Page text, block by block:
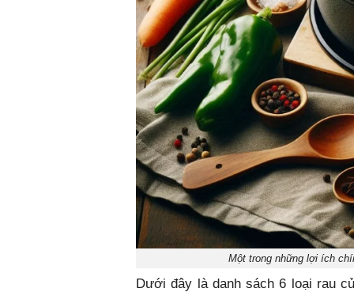
Một trong những lợi ích
Dưới đây là danh sách 6 loại rau